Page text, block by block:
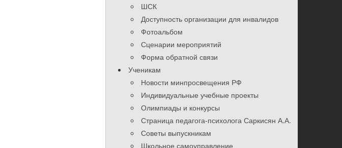
ШСК
Доступность организации для инвалидов
Фотоальбом
Сценарии мероприятий
Форма обратной связи
Ученикам
Новости минпросвещения РФ
Индивидуальные учебные проекты
Олимпиады и конкурсы
Страница педагога-психолога Саркисян А.А.
Советы выпускникам
Школьное самоуправление